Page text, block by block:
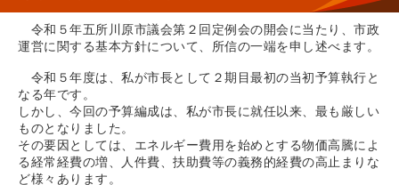
令和５年五所川原市議会第２回定例会の開会に当たり、市政
運営に関する基本方針について、所信の一端を申し述べます。
令和５年度は、私が市長として２期目最初の当初予算執行と
なる年です。
しかし、今回の予算編成は、私が市長に就任以来、最も厳しい
ものとなりました。
その要因としては、エネルギー費用を始めとする物価高騰によ
る経常経費の増、人件費、扶助費等の義務的経費の高止まりな
ど様々あります。